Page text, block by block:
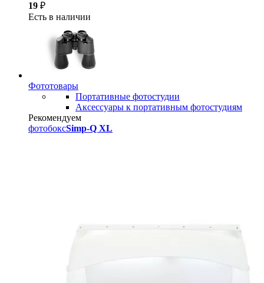
19 ₽
Есть в наличии
Фототовары
Портативные фотостудии
Аксессуары к портативным фотостудиям
Рекомендуем
фотобоксSimp-Q XL